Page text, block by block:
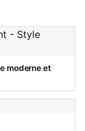
moderne et